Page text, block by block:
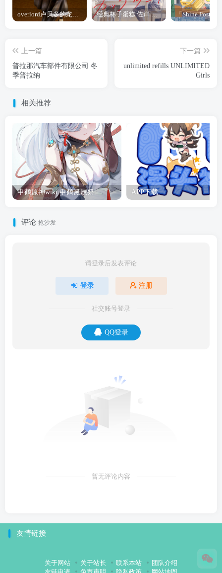
overlord卢贝多的龙王谁厉害 「Overlord」露普斯蕾琪娜·贝塔手办开订 经典杯子蛋糕 佐岸 漫画「经典杯子蛋糕」宣布真人日剧化
上一篇
普拉那汽车部件有限公司 冬
季普拉纳
下一篇
unlimited refills UNLIMITED
Girls
相关推荐
申鹤原神wiki 申鹤诞辰祭 APP下载
评论 抢沙发
请登录后发表评论
登录 注册
社交账号登录
QQ登录
暂无评论内容
友情链接
关于网站 关于站长 联系本站
团队介绍